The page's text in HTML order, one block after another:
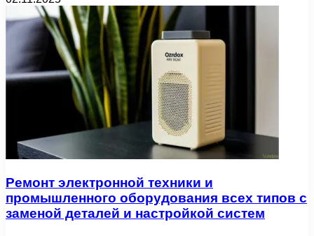
Ремонт электронной техники и
промышленного оборудования всех типов с
заменой деталей и настройкой систем